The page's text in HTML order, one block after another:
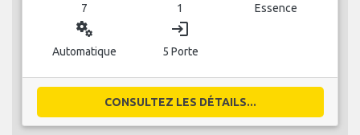
7 1 Essence
miscellaneous_services
Automatique
login
5 Porte
CONSULTEZ LES DÉTAILS...